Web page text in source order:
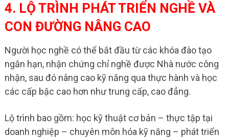
4. LỘ TRÌNH PHÁT TRIỂN NGHỀ VÀ
CON ĐƯỜNG NÂNG CAO
Người học nghề có thể bắt đầu từ các khóa đào tạo
ngắn hạn, nhận chứng chỉ nghề được Nhà nước công
nhận, sau đó nâng cao kỹ năng qua thực hành và học
các cấp bậc cao hơn như trung cấp, cao đẳng.
Lộ trình bao gồm: học kỹ thuật cơ bản – thực tập tại
doanh nghiệp – chuyên môn hóa kỹ năng – phát triển